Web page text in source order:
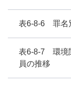
表6-8-6 罪名
表6-8-7 環境
員の推移